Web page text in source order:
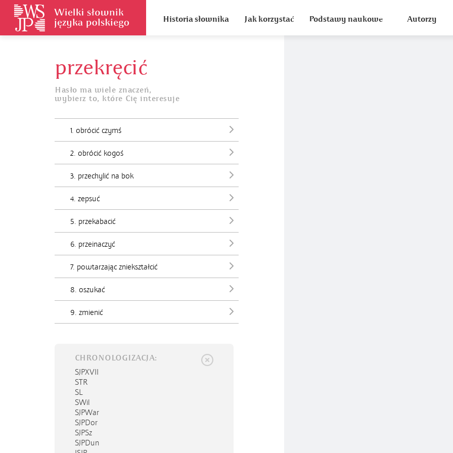
Historia słownika Jak korzystać Podstawy naukowe Autorzy
przekręcić
Hasło ma wiele znaczeń,
wybierz to, które Cię interesuje
1. obrócić czymś
2. obrócić kogoś
3. przechylić na bok
4. zepsuć
5. przekabacić
6. przeinaczyć
7. powtarzając zniekształcić
8. oszukać
9. zmienić
CHRONOLOGIZACJA:
SJPXVII
STR
SL
SWil
SJPWar
SJPDor
SJPSz
SJPDun